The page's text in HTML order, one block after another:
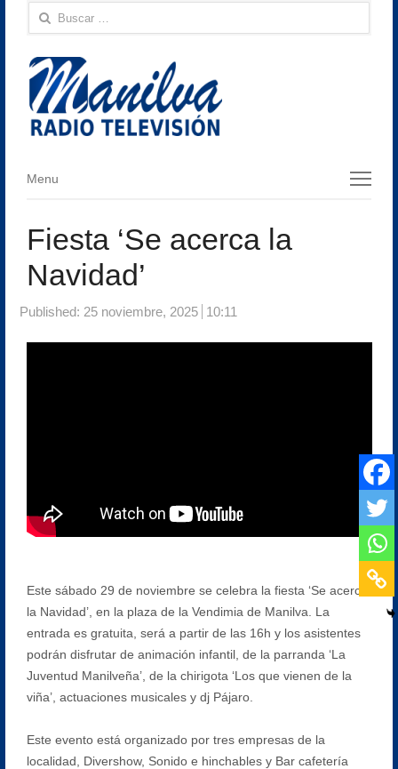
Buscar:
Menu
Menu
Fiesta ‘Se acerca la
Navidad’
Published: 25 noviembre, 2025 10:11
Este sábado 29 de noviembre se celebra la fiesta ‘Se acerca
la Navidad’, en la plaza de la Vendimia de Manilva. La
entrada es gratuita, será a partir de las 16h y los asistentes
podrán disfrutar de animación infantil, de la parranda ‘La
Juventud Manilveña’, de la chirigota ‘Los que vienen de la
viña’, actuaciones musicales y dj Pájaro.
Este evento está organizado por tres empresas de la
localidad, Divershow, Sonido e hinchables y Bar cafetería